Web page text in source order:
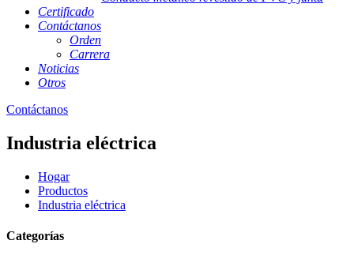
Certificado
Contáctanos
Orden
Carrera
Noticias
Otros
Contáctanos
Industria eléctrica
Hogar
Productos
Industria eléctrica
Categorías